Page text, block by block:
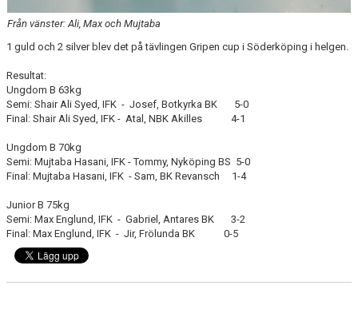
Från vänster: Ali, Max och Mujtaba
1 guld och 2 silver blev det på tävlingen Gripen cup i Söderköping i helgen.
Resultat:
Ungdom B 63kg
Semi: Shair Ali Syed, IFK - Josef, Botkyrka BK 5-0
Final: Shair Ali Syed, IFK - Atal, NBK Akilles 4-1
Ungdom B 70kg
Semi: Mujtaba Hasani, IFK - Tommy, Nyköping BS 5-0
Final: Mujtaba Hasani, IFK - Sam, BK Revansch 1-4
Junior B 75kg
Semi: Max Englund, IFK - Gabriel, Antares BK 3-2
Final: Max Englund, IFK - Jir, Frölunda BK 0-5